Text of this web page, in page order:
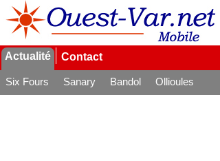
Actualité Contact
Six Fours Sanary Bandol
Ollioules